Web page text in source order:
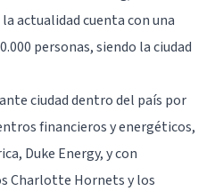
actualidad cuenta con una
personas, siendo la ciudad
ciudad dentro del país por
financieros y energéticos,
Duke Energy, y con
Charlotte Hornets y los